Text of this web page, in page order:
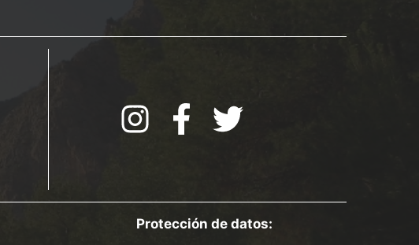
Protección de datos: